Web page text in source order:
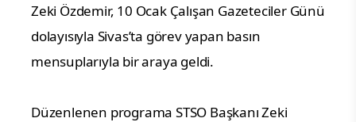
Zeki Özdemir, 10 Ocak Çalışan Gazeteciler Günü
dolayısıyla Sivas’ta görev yapan basın
mensuplarıyla bir araya geldi.
Düzenlenen programa STSO Başkanı Zeki